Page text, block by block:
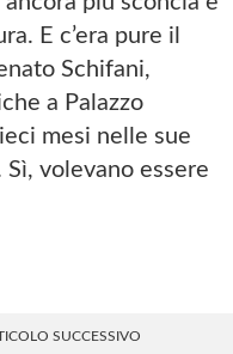
E c’era pure il
Schifani,
a Palazzo
mesi nelle sue
volevano essere
SUCCESSIVO